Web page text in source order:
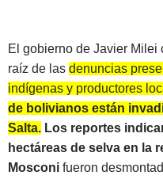
El gobierno de Javier
raíz de las denuncias
indígenas y productores
de bolivianos están
Salta. Los reportes
hectáreas de selva en la
Mosconi fueron